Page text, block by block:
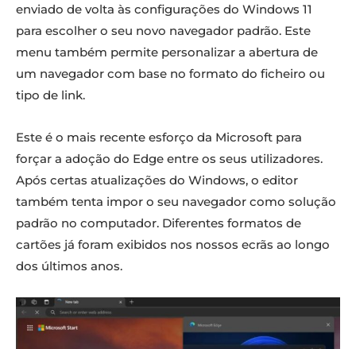
enviado de volta às configurações do Windows 11
para escolher o seu novo navegador padrão. Este
menu também permite personalizar a abertura de
um navegador com base no formato do ficheiro ou
tipo de link.
Este é o mais recente esforço da Microsoft para
forçar a adoção do Edge entre os seus utilizadores.
Após certas atualizações do Windows, o editor
também tenta impor o seu navegador como solução
padrão no computador. Diferentes formatos de
cartões já foram exibidos nos nossos ecrãs ao longo
dos últimos anos.